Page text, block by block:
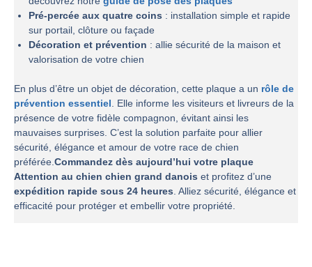
Pré-percée aux quatre coins : installation simple et rapide
sur portail, clôture ou façade
Décoration et prévention : allie sécurité de la maison et
valorisation de votre chien
En plus d’être un objet de décoration, cette plaque a un rôle de
prévention essentiel. Elle informe les visiteurs et livreurs de la
présence de votre fidèle compagnon, évitant ainsi les
mauvaises surprises. C’est la solution parfaite pour allier
sécurité, élégance et amour de votre race de chien
préférée.Commandez dès aujourd’hui votre plaque
Attention au chien chien grand danois et profitez d’une
expédition rapide sous 24 heures. Alliez sécurité, élégance et
efficacité pour protéger et embellir votre propriété.